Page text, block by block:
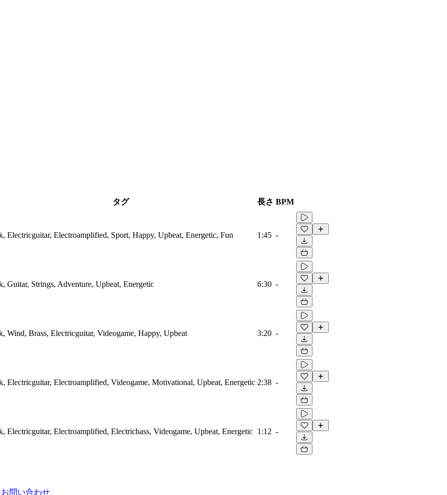
タグ 長さ BPM
Electricguitar, Electroamplified, Sport, Happy, Upbeat, Energetic, Fun 1:45 -
Guitar, Strings, Adventure, Upbeat, Energetic 6:30 -
Wind, Brass, Electricguitar, Videogame, Happy, Upbeat 3:20 -
Electricguitar, Electroamplified, Videogame, Motivational, Upbeat, Energetic 2:38 -
Electricguitar, Electroamplified, Electricbass, Videogame, Upbeat, Energetic 1:12 -
お問い合わせ